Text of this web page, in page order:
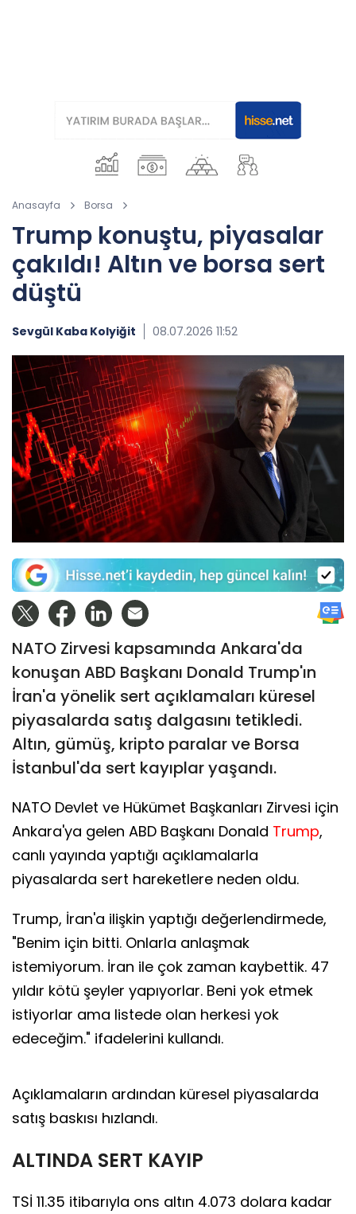
Anasayfa Borsa
Trump konuştu, piyasalar
çakıldı! Altın ve borsa sert
düştü
Sevgül Kaba Kolyiğit 08.07.2026 11:52
NATO Zirvesi kapsamında Ankara'da
konuşan ABD Başkanı Donald Trump'ın
İran'a yönelik sert açıklamaları küresel
piyasalarda satış dalgasını tetikledi.
Altın, gümüş, kripto paralar ve Borsa
İstanbul'da sert kayıplar yaşandı.
NATO Devlet ve Hükümet Başkanları Zirvesi için
Ankara'ya gelen ABD Başkanı Donald Trump,
canlı yayında yaptığı açıklamalarla
piyasalarda sert hareketlere neden oldu.
Trump, İran'a ilişkin yaptığı değerlendirmede,
"Benim için bitti. Onlarla anlaşmak
istemiyorum. İran ile çok zaman kaybettik. 47
yıldır kötü şeyler yapıyorlar. Beni yok etmek
istiyorlar ama listede olan herkesi yok
edeceğim." ifadelerini kullandı.
Açıklamaların ardından küresel piyasalarda
satış baskısı hızlandı.
ALTINDA SERT KAYIP
TSİ 11.35 itibarıyla ons altın 4.073 dolara kadar